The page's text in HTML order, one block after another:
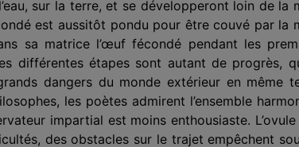
sur la terre, et se développeront loin de la
est aussitôt pondu pour être couvé par la
sa matrice l’œuf fécondé pendant les
différentes étapes sont autant de progrès,
dangers du monde extérieur en même
les poètes admirent l’ensemble
impartial est moins enthousiaste.
des obstacles sur le trajet empêchent